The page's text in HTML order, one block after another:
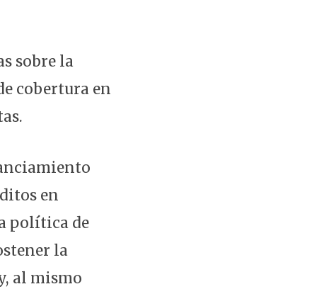
sobre la
cobertura en
en
política de
la
al mismo